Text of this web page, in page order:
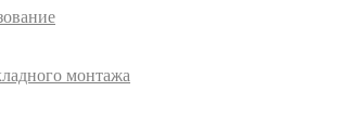
монтажа